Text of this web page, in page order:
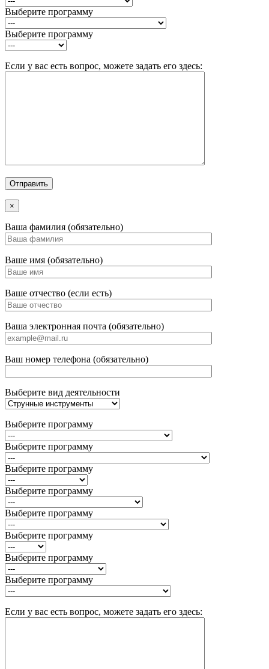
Выберите программу
Выберите программу
Если у вас есть вопрос, можете задать его здесь:
×
Ваша фамилия (обязательно)
Ваше имя (обязательно)
Ваше отчество (если есть)
Ваша электронная почта (обязательно)
Ваш номер телефона (обязательно)
Выберите вид деятельности
Выберите программу
Выберите программу
Выберите программу
Выберите программу
Выберите программу
Выберите программу
Выберите программу
Выберите программу
Если у вас есть вопрос, можете задать его здесь: